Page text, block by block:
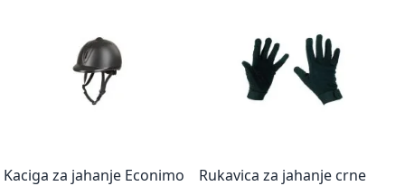
Kaciga za jahanje Econimo
Rukavica za jahanje crne